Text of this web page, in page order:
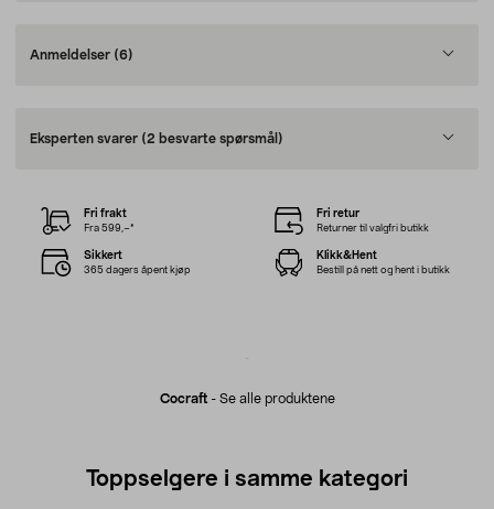
Anmeldelser (6)
Eksperten svarer (2 besvarte spørsmål)
Cocraft- Se alle produktene
Fri frakt
Fra 599,–*
Fri retur
Returner til valgfri butikk
Sikkert
365 dagers åpent kjøp
Klikk&Hent
Bestill på nett og hent i butikk
Toppselgere i samme kategori